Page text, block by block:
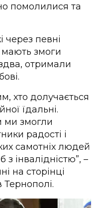
помолилися та
через певні
мають змоги
отримали
хто долучається
їдальні.
ми змогли
радості і
самотніх людей
з інвалідністю”, –
на сторінці